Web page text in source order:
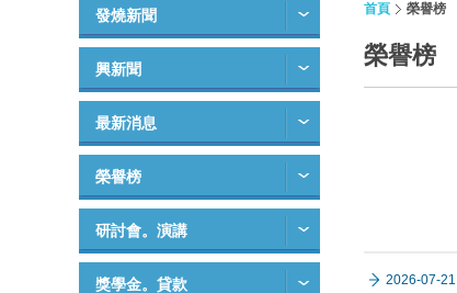
發燒新聞
興新聞
最新消息
榮譽榜
研討會。演講
獎學金。貸款
首頁 榮譽榜
榮譽榜
2026-07-21